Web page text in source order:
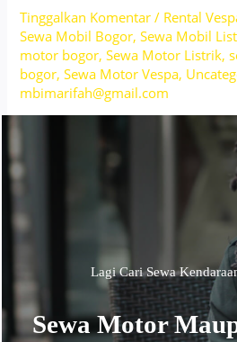
Tinggalkan Komentar / Rental
Sewa Mobil Bogor,Sewa Mobil
motor bogor,Sewa Motor Listrik,
bogor,Sewa Motor Vespa,
mbimarifah@gmail.com
Lagi Cari Sewa
Sewa Motor